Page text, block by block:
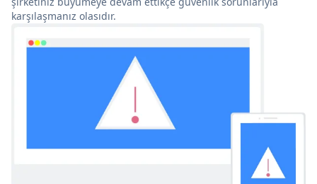
karşılaşmanız olasıdır.